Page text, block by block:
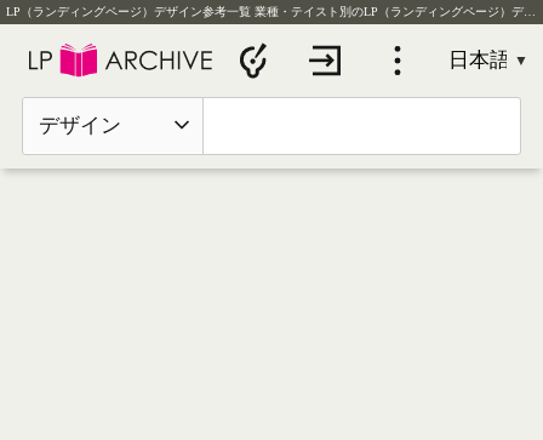
LP（ランディングページ）デザイン参考一覧 業種・テイスト別のLP（ランディングページ）デザイン実例を毎日更新
デザイン